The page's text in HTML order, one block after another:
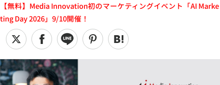
【無料】Media Innovation初のマーケティングイベント「AI Marke
ting Day 2026」9/10開催！